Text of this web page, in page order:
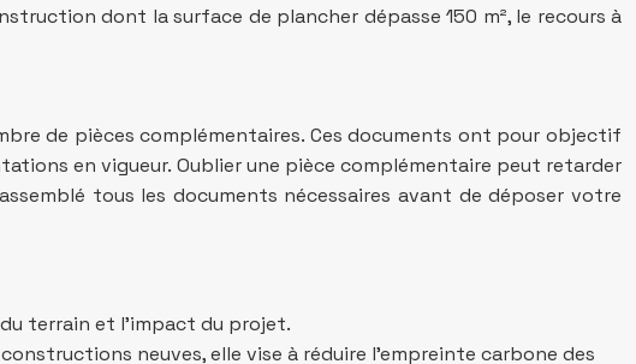
dont la surface de plancher dépasse 150 m², le recours à
de pièces complémentaires. Ces documents ont pour objectif
en vigueur. Oublier une pièce complémentaire peut retarder
tous les documents nécessaires avant de déposer votre
terrain et l’impact du projet.
neuves, elle vise à réduire l’empreinte carbone des